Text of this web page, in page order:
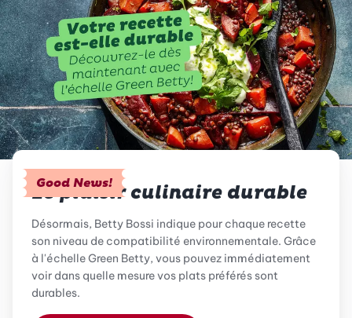
Good News!
Le plaisir culinaire durable
Désormais, Betty Bossi indique pour chaque recette
son niveau de compatibilité environnementale. Grâce
à l'échelle Green Betty, vous pouvez immédiatement
voir dans quelle mesure vos plats préférés sont
durables.